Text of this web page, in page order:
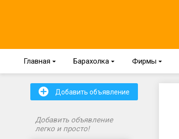
Главная { Барахолка { Фирмы {
+ Добавить объявление
Добавить объявление
легко и просто!